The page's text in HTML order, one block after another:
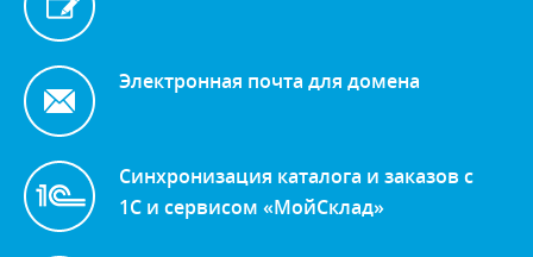
Электронная почта для домена
Синхронизация каталога и заказов с
1С и сервисом «МойСклад»